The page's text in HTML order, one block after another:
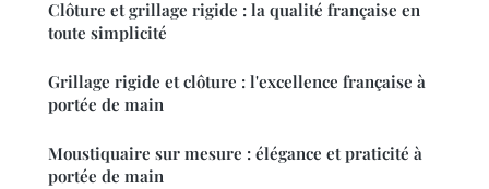
Clôture et grillage rigide : la qualité française en
toute simplicité
Grillage rigide et clôture : l'excellence française à
portée de main
Moustiquaire sur mesure : élégance et praticité à
portée de main